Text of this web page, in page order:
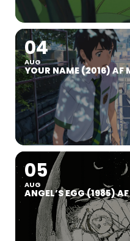
04
AUG
YOUR NAME (2016) AF
05
AUG
ANGEL’S EGG (1985)